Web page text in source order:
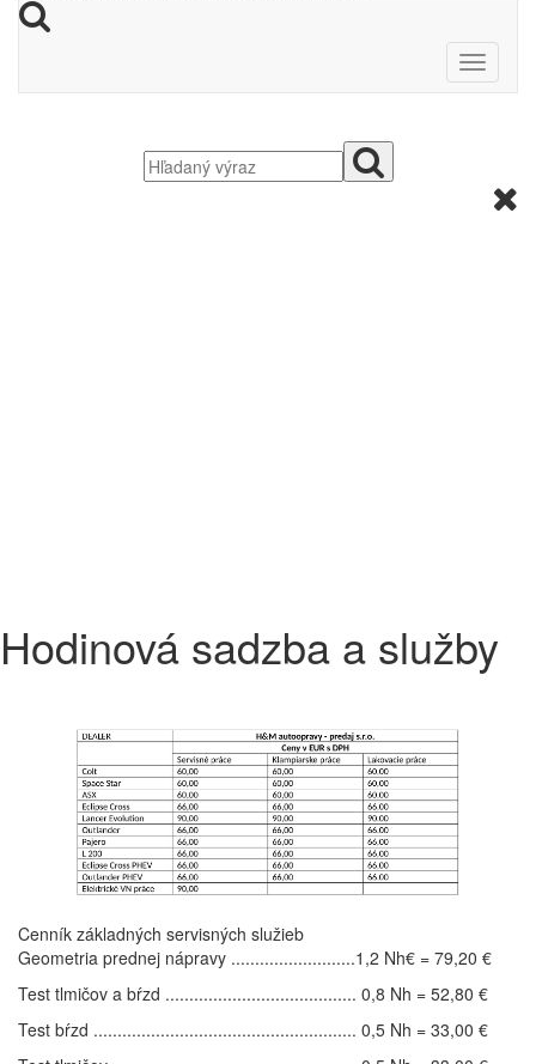
Hodinová sadzba a služby
Cenník základných servisných služieb
Geometria prednej nápravy ..........................1,2 Nh€ = 79,20 €
Test tlmičov a bŕzd ........................................ 0,8 Nh = 52,80 €
Test bŕzd ....................................................... 0,5 Nh = 33,00 €